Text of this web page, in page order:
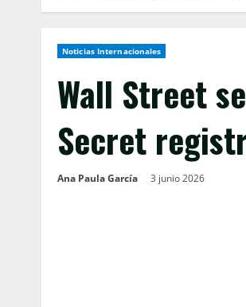
Noticias Internacionales
Wall Street
Secret
Ana Paula García 3 junio 2026